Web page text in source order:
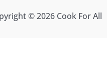
© 2026 Cook For All